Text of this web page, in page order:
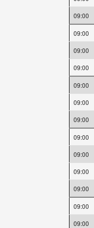
09:00
09:00
09:00
09:00
09:00
09:00
09:00
09:00
09:00
09:00
09:00
09:00
09:00